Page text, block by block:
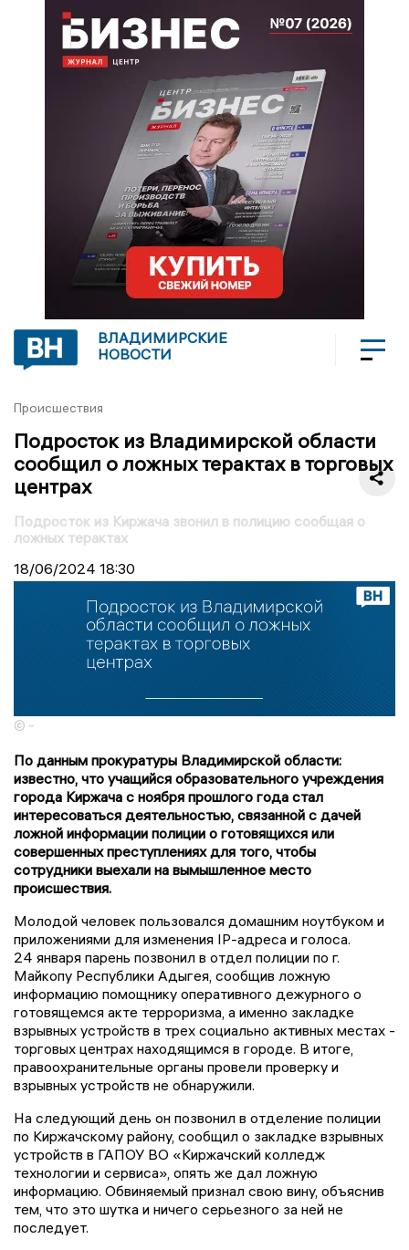
ВЛАДИМИРСКИЕ
НОВОСТИ
Происшествия
Подросток из Владимирской области
сообщил о ложных терактах в торговых
центрах
Подросток из Киржача звонил в полицию сообщая о
ложных терактах
18/06/2024 18:30
© -
По данным прокуратуры Владимирской области:
известно, что учащийся образовательного учреждения
города Киржача с ноября прошлого года стал
интересоваться деятельностью, связанной с дачей
ложной информации полиции о готовящихся или
совершенных преступлениях для того, чтобы
сотрудники выехали на вымышленное место
происшествия.
Молодой человек пользовался домашним ноутбуком и
приложениями для изменения IP-адреса и голоса.
24 января парень позвонил в отдел полиции по г.
Майкопу Республики Адыгея, сообщив ложную
информацию помощнику оперативного дежурного о
готовящемся акте терроризма, а именно закладке
взрывных устройств в трех социально активных местах -
торговых центрах находящимся в городе. В итоге,
правоохранительные органы провели проверку и
взрывных устройств не обнаружили.
На следующий день он позвонил в отделение полиции
по Киржачскому району, сообщил о закладке взрывных
устройств в ГАПОУ ВО «Киржачский колледж
технологии и сервиса», опять же дал ложную
информацию. Обвиняемый признал свою вину, объяснив
тем, что это шутка и ничего серьезного за ней не
последует.